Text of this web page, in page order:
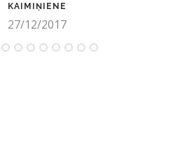
KAIMIŅIENE
27/12/2017